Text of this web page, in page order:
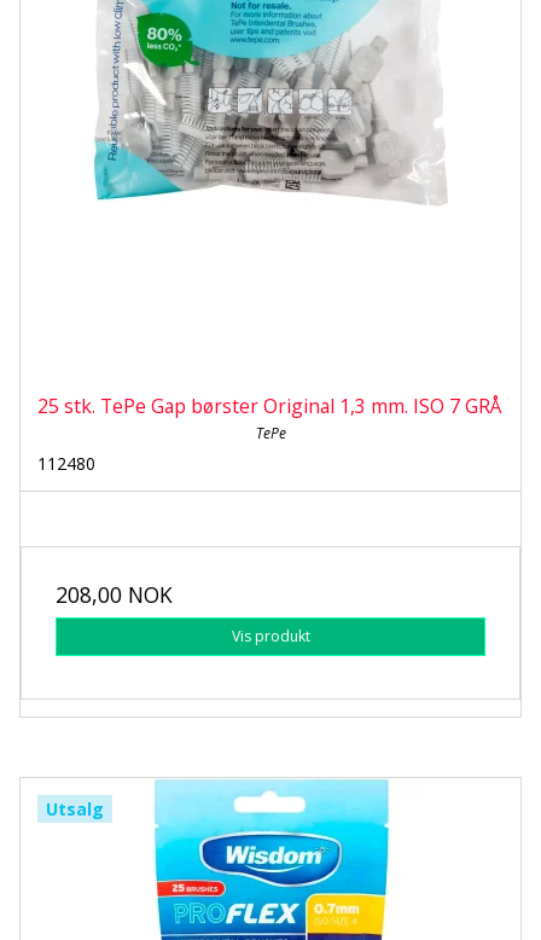
25 stk. TePe Gap børster Original 1,3 mm. ISO 7 GRÅ
TePe
112480
208,00 NOK
Vis produkt
Utsalg